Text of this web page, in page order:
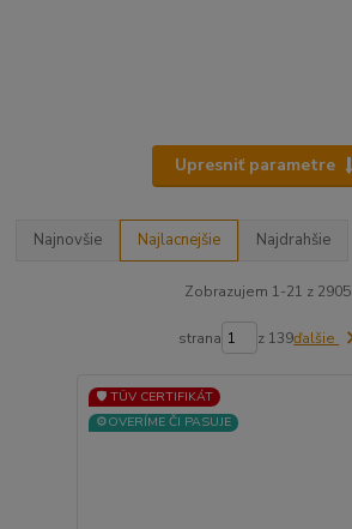
Upresniť parametre
Najnovšie Najlacnejšie Najdrahšie
Zobrazujem 1-21 z 2905
strana z 139ďalšie
🛡️ TÜV CERTIFIKÁT
⚙️OVERÍME ČI PASUJE